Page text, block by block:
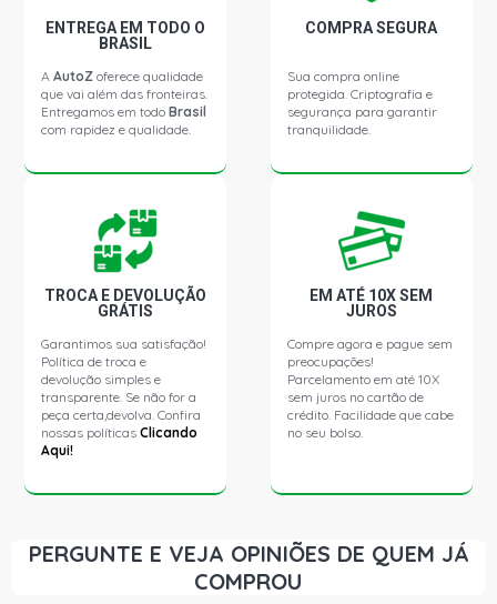
ENTREGA EM TODO O
BRASIL
AAutoZ oferece qualidade
que vai além das fronteiras.
Entregamos em todoBrasil
com rapidez e qualidade.
COMPRA SEGURA
Sua compra online
protegida. Criptografia e
segurança para garantir
tranquilidade.
TROCA E DEVOLUÇÃO
GRÁTIS
Garantimos sua satisfação!
Política de troca e
devolução simples e
transparente. Se não for a
peça certa,devolva. Confira
nossas políticasClicando
Aqui!
EM ATÉ 10X SEM
JUROS
Compre agora e pague sem
preocupações!
Parcelamento em até 10X
sem juros no cartão de
crédito. Facilidade que cabe
no seu bolso.
PERGUNTE E VEJA OPINIÕES DE QUEM JÁ
COMPROU